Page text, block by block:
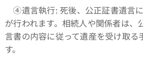
④遺言執行: 死後、公正証書遺言
が行われます。相続人や関係者は、
言書の内容に従って遺産を受け取る
す。